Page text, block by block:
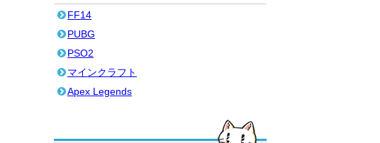
FF14
PUBG
PSO2
マインクラフト
Apex Legends